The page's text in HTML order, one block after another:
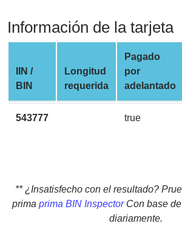
Checker
v2
CC
Generator
from
Banks
Credit
Card
Información de la tarjeta
IIN /
BIN
Longitud
requerida
Pagado
por
adelantado
543777 true
** ¿Insatisfecho con el resultado?
prima prima BIN InspectorCon base
diariamente.